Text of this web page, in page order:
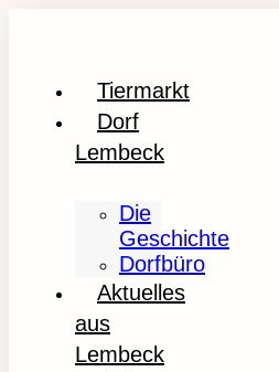
Tiermarkt
Dorf
Lembeck
Die
Geschichte
Dorfbüro
Aktuelles
aus
Lembeck